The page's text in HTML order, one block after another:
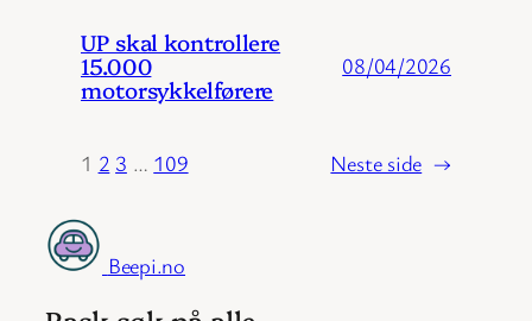
UP skal kontrollere
15.000
motorsykkelførere
08/04/2026
1 2 3 … 109 Neste side →
Beepi.no